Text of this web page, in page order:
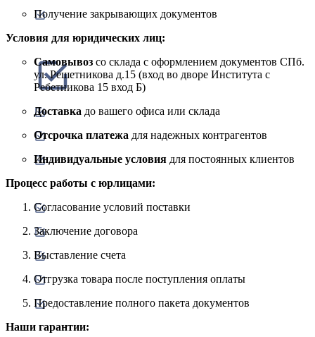
Получение закрывающих документов
Условия для юридических лиц:
Самовывоз со склада с оформлением документов СПб.
ул. Решетникова д.15 (вход во дворе Института с
Ребетникова 15 вход Б)
Доставка до вашего офиса или склада
Отсрочка платежа для надежных контрагентов
Индивидуальные условия для постоянных клиентов
Процесс работы с юрлицами:
Согласование условий поставки
Заключение договора
Выставление счета
Отгрузка товара после поступления оплаты
Предоставление полного пакета документов
Наши гарантии: